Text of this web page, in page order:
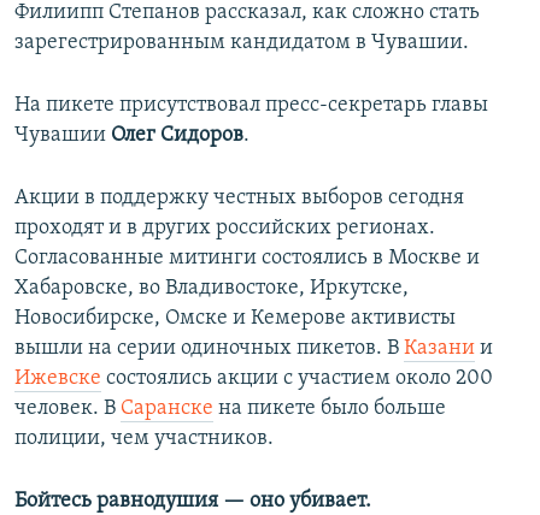
Филиипп Степанов рассказал, как сложно стать
зарегестрированным кандидатом в Чувашии.
На пикете присутствовал пресс-секретарь главы
Чувашии Олег Сидоров.
Акции в поддержку честных выборов сегодня
проходят и в других российских регионах.
Согласованные митинги состоялись в Москве и
Хабаровске, во Владивостоке, Иркутске,
Новосибирске, Омске и Кемерове активисты
вышли на серии одиночных пикетов. В Казани и
Ижевске состоялись акции с участием около 200
человек. В Саранске на пикете было больше
полиции, чем участников.
Бойтесь равнодушия — оно убивает.​